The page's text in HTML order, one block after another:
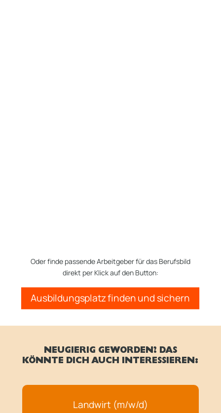
Oder finde passende Arbeitgeber für das Berufsbild
direkt per Klick auf den Button:
Ausbildungsplatz finden und sichern
NEUGIERIG GEWORDEN? DAS
KÖNNTE DICH AUCH INTERESSIEREN:
Landwirt (m/w/d)